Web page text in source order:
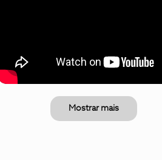
Mostrar mais